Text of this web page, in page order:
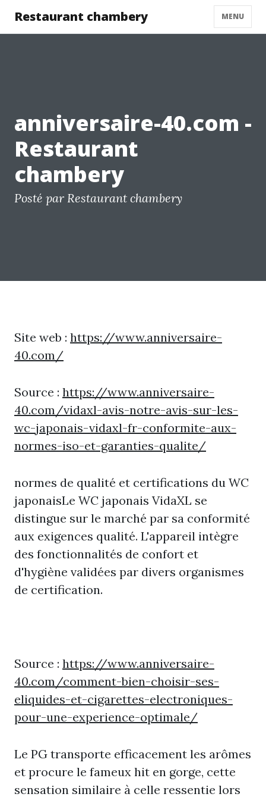
Restaurant chambery MENU
anniversaire-40.com -
Restaurant
chambery
Posté par Restaurant chambery
Site web : https://www.anniversaire-
40.com/
Source : https://www.anniversaire-
40.com/vidaxl-avis-notre-avis-sur-les-
wc-japonais-vidaxl-fr-conformite-aux-
normes-iso-et-garanties-qualite/
normes de qualité et certifications du WC
japonaisLe WC japonais VidaXL se
distingue sur le marché par sa conformité
aux exigences qualité. L'appareil intègre
des fonctionnalités de confort et
d'hygiène validées par divers organismes
de certification.
Source : https://www.anniversaire-
40.com/comment-bien-choisir-ses-
eliquides-et-cigarettes-electroniques-
pour-une-experience-optimale/
Le PG transporte efficacement les arômes
et procure le fameux hit en gorge, cette
sensation similaire à celle ressentie lors